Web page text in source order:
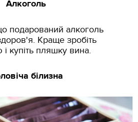
Алкоголь
подарований алкоголь
Краще зробіть
купіть пляшку вина.
білизна